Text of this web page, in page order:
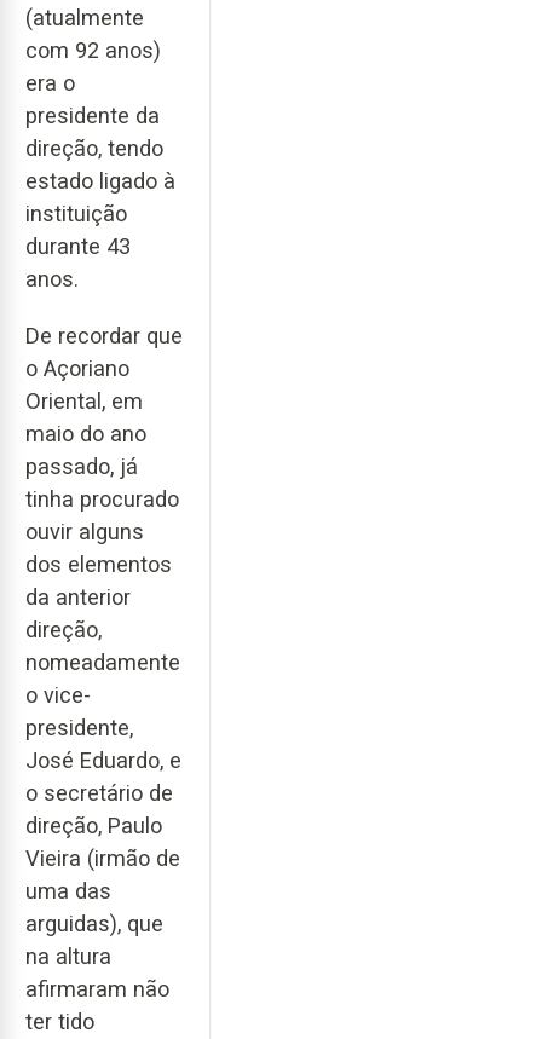
(atualmente
com 92 anos)
era o
presidente da
direção, tendo
estado ligado à
instituição
durante 43
anos.
De recordar que
o Açoriano
Oriental, em
maio do ano
passado, já
tinha procurado
ouvir alguns
dos elementos
da anterior
direção,
nomeadamente
o vice-
presidente,
José Eduardo, e
o secretário de
direção, Paulo
Vieira (irmão de
uma das
arguidas), que
na altura
afirmaram não
ter tido